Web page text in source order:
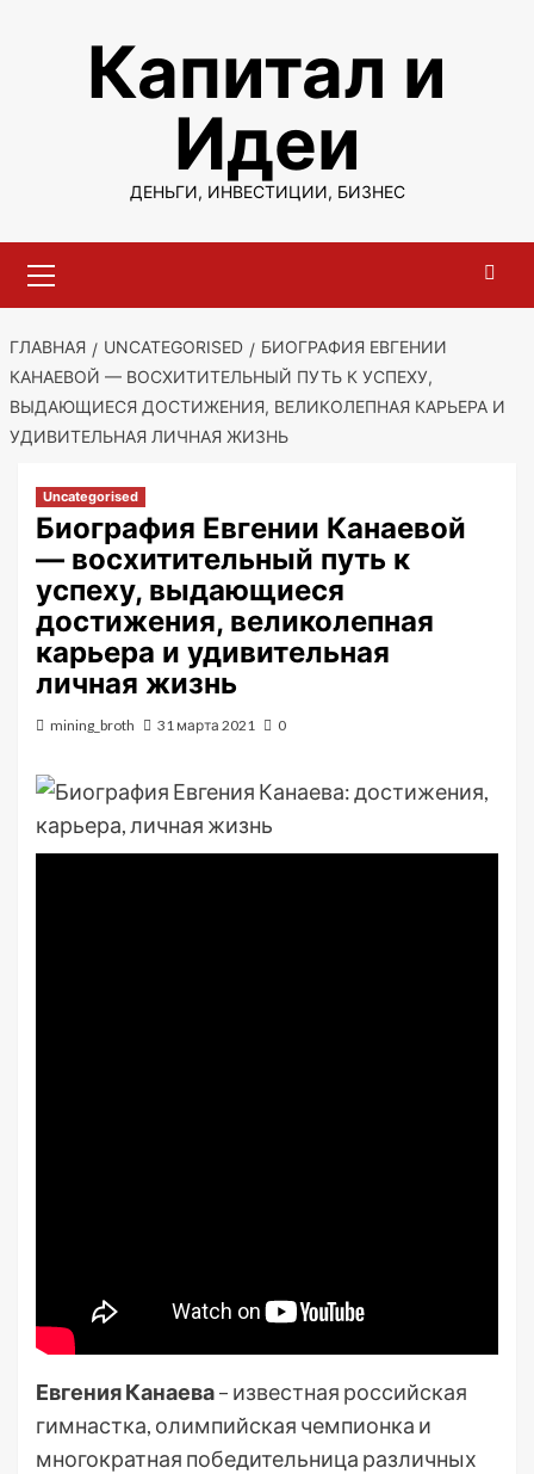
содержимомуКапитал и
Идеи
ДЕНЬГИ, ИНВЕСТИЦИИ, БИЗНЕС
меню
ГЛАВНАЯ UNCATEGORISED
БИОГРАФИЯ ЕВГЕНИИ
КАНАЕВОЙ — ВОСХИТИТЕЛЬНЫЙ ПУТЬ К УСПЕХУ,
ВЫДАЮЩИЕСЯ ДОСТИЖЕНИЯ, ВЕЛИКОЛЕПНАЯ КАРЬЕРА И
УДИВИТЕЛЬНАЯ ЛИЧНАЯ ЖИЗНЬ
Uncategorised
Биография Евгении Канаевой
— восхитительный путь к
успеху, выдающиеся
достижения, великолепная
карьера и удивительная
личная жизнь
mining_broth 31 марта 2021 0
Евгения Канаева– известная российская
гимнастка, олимпийская чемпионка и
многократная победительница различных